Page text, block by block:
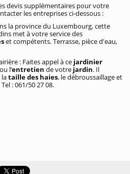
devis supplémentaires pour votre
les entreprises ci-dessous :
la province du Luxembourg, cette
met à votre service des
et compétents. Terrasse, pièce d'eau,
: Faites appel à ce jardinier
l’entretien de votre jardin. Il
taille des haies, le débroussaillage et
: 061/50 27 08.